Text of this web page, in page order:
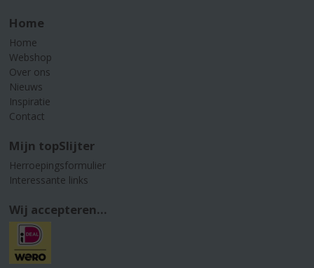
Home
Home
Webshop
Over ons
Nieuws
Inspiratie
Contact
Mijn topSlijter
Herroepingsformulier
Interessante links
Wij accepteren...